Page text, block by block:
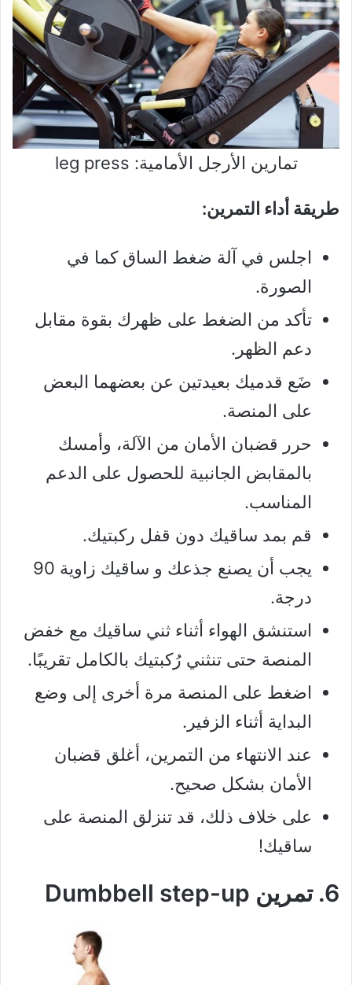
تمارين الأرجل الأمامية: leg press
طريقة أداء التمرين:
اجلس في آلة ضغط الساق كما في
الصورة.
تأكد من الضغط على ظهرك بقوة مقابل
دعم الظهر.
ضَع قدميك بعيدتين عن بعضهما البعض
على المنصة.
حرر قضبان الأمان من الآلة، وأمسك
بالمقابض الجانبية للحصول على الدعم
المناسب.
قم بمد ساقيك دون قفل ركبتيك.
يجب أن يصنع جذعك و ساقيك زاوية 90
درجة.
استنشق الهواء أثناء ثني ساقيك مع خفض
المنصة حتى تنثني رُكبتيك بالكامل تقريبًا.
اضغط على المنصة مرة أخرى إلى وضع
البداية أثناء الزفير.
عند الانتهاء من التمرين، أغلق قضبان
الأمان بشكل صحيح.
على خلاف ذلك، قد تنزلق المنصة على
ساقيك!
6. تمرين Dumbbell step-up